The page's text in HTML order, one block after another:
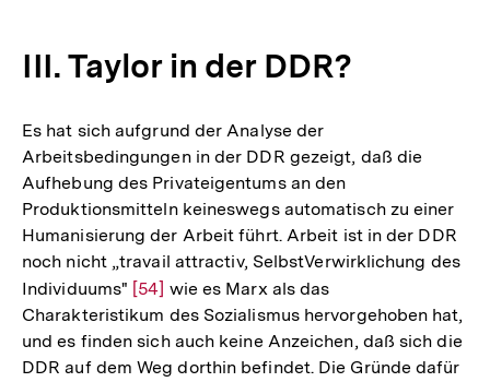
III. Taylor in der DDR?
Es hat sich aufgrund der Analyse der
Arbeitsbedingungen in der DDR gezeigt, daß die
Aufhebung des Privateigentums an den
Produktionsmitteln keineswegs automatisch zu einer
Humanisierung der Arbeit führt. Arbeit ist in der DDR
noch nicht „travail attractiv, SelbstVerwirklichung des
Individuums" Zur
Auflösung
der
Fußnote
[54] wie es Marx als das
Charakteristikum des Sozialismus hervorgehoben hat,
und es finden sich auch keine Anzeichen, daß sich die
DDR auf dem Weg dorthin befindet. Die Gründe dafür